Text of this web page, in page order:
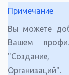
Примечание
Вы можете
Вашем
"Создание,
Организаций".